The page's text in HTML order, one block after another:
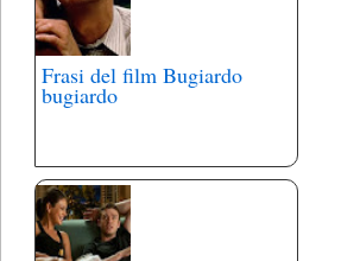
Frasi del film Bugiardo
bugiardo